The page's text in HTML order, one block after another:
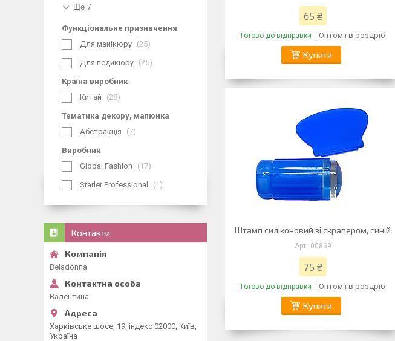
65 ₴
Готово до відправки Оптом і в роздріб
Купити
Штамп силіконовий зі скрапером, синій
00869
75 ₴
Готово до відправки Оптом і в роздріб
Купити
Ще 7
Функціональне призначення
Для манікюру
25
Для педикюру 25
Країна виробник
Китай
28
Тематика декору, малюнка
Абстракція
7
Виробник
Global Fashion
17
Starlet Professional 1
Контакти
Beladonna
Валентина
Харківське шосе, 19, індекс 02000, Київ,
Україна